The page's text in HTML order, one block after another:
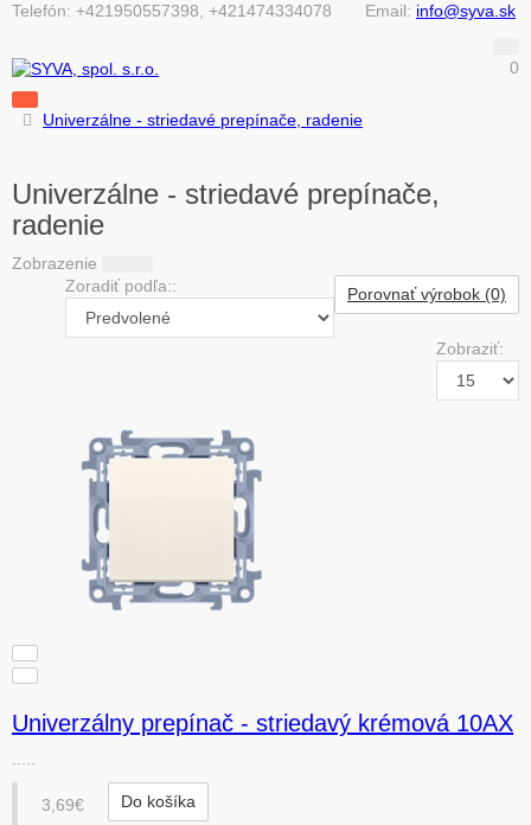
Telefón: +421950557398, +421474334078 Email: info@syva.sk
0
Univerzálne - striedavé prepínače, radenie
Univerzálne - striedavé prepínače,
radenie
Zobrazenie
Porovnať výrobok (0)
Zoradiť podľa::
Zobraziť:
Univerzálny prepínač - striedavý krémová 10AX
3,69€ Do košíka